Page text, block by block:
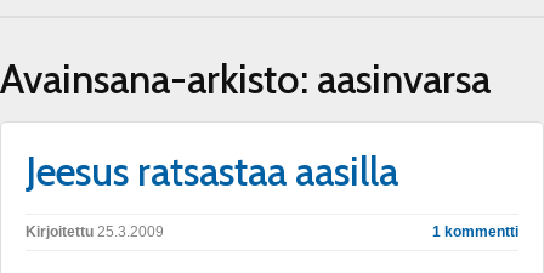
Avainsana-arkisto: aasinvarsa
Jeesus ratsastaa aasilla
Kirjoitettu 25.3.2009 1 kommentti